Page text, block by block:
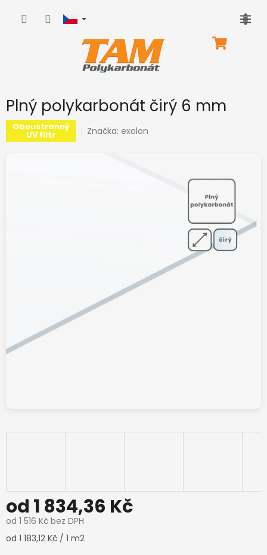
NÁKUPNÍ
Plný polykarbonát čirý 6 mm
Oboustranný
UV filtr Značka: exolon
od 1 834,36 Kč
od 1 516 Kč bez DPH
Měrná
od 1 183,12 Kč / 1 m2